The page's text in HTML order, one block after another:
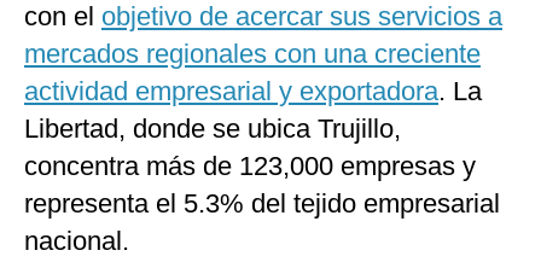
con el objetivo de acercar sus servicios a
mercados regionales con una creciente
actividad empresarial y exportadora. La
Libertad, donde se ubica Trujillo,
concentra más de 123,000 empresas y
representa el 5.3% del tejido empresarial
nacional.